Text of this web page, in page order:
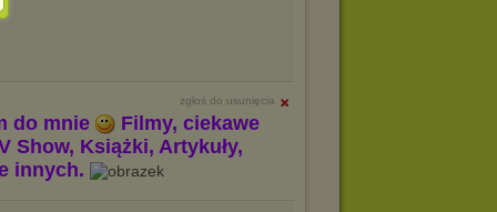
zgłoś do usunięcia
do mnie
Filmy, ciekawe
Show, Książki, Artykuły,
innych.